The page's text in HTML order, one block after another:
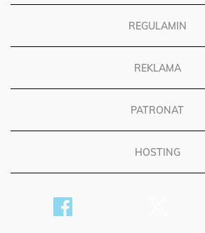
REGULAMIN
REKLAMA
PATRONAT
HOSTING